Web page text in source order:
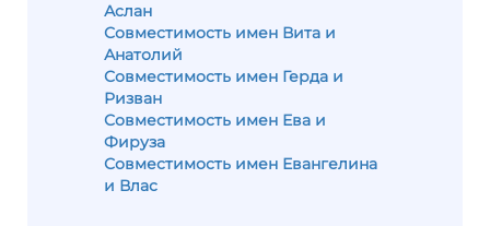
Аслан
Совместимость имен Вита и
Анатолий
Совместимость имен Герда и
Ризван
Совместимость имен Ева и
Фируза
Совместимость имен Евангелина
и Влас